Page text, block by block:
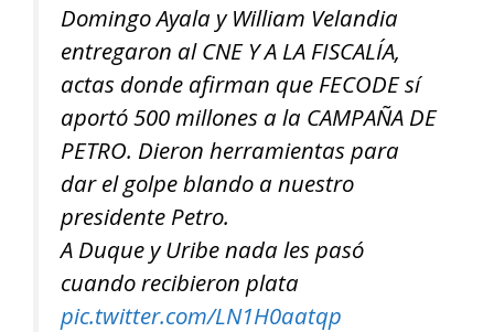
Domingo Ayala y William Velandia
entregaron al CNE Y A LA FISCALÍA,
actas donde afirman que FECODE sí
aportó 500 millones a la CAMPAÑA DE
PETRO. Dieron herramientas para
dar el golpe blando a nuestro
presidente Petro.
A Duque y Uribe nada les pasó
cuando recibieron plata
pic.twitter.com/LN1H0aatqp